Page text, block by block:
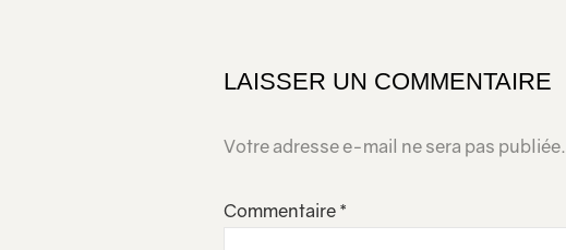
LAISSER UN COMMENTAIRE
Votre adresse e-mail ne sera pas publiée.
Commentaire *